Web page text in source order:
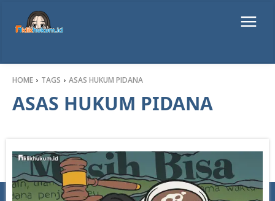
HOME TAGS ASAS HUKUM PIDANA
ASAS HUKUM PIDANA